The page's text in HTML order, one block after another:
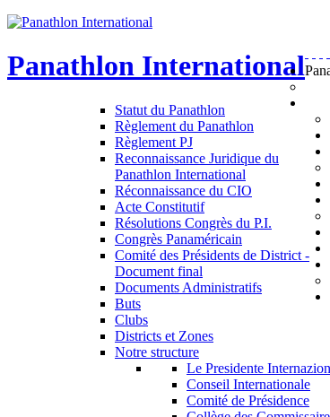
Panathlon International
Statut du Panathlon
Règlement du Panathlon
Règlement PJ
Reconnaissance Juridique du
Panathlon International
Réconnaissance du CIO
Acte Constitutif
Résolutions Congrès du P.I.
Congrès Panaméricain
Comité des Présidents de District -
Document final
Documents Administratifs
Buts
Clubs
Districts et Zones
Notre structure
Le Presidente
Conseil Internationale
Comité de Présidence